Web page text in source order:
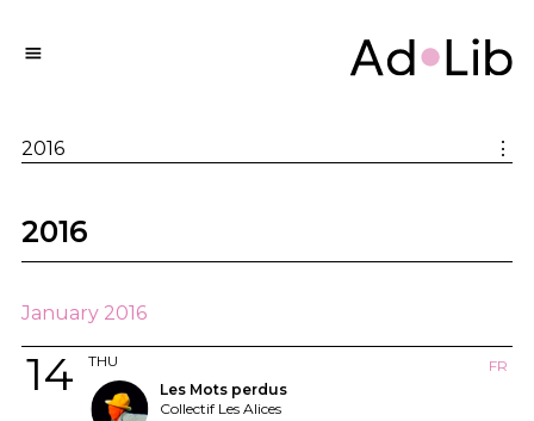
2016 ⋮
2016
January 2016
THU
14
FR
Les Mots perdus
Collectif Les Alices